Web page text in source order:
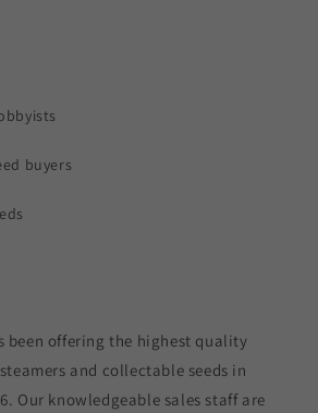
buyers
been offering the highest quality
and collectable seeds in
Our knowledgeable sales staff are